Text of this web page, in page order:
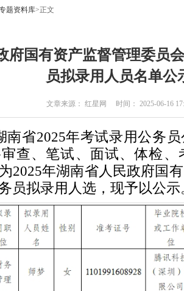
题资料库>正文
府国有资产监督管理委员
员拟录用人员名单公
文章来源： 红星网 时间： 2025-06-16
南省2025年考试录用公务
查、笔试、面试、体检、
2025年湖南省人民政府国
员拟录用人选，现予以公示